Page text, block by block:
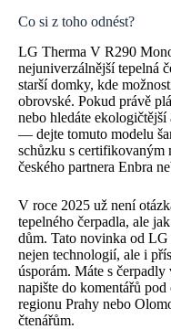
Co si z toho odnést?
LG Therma V R290
nejuniverzálnější tepelná
starší domky, kde
obrovské. Pokud právě
nebo hledáte
— dejte tomuto modelu
schůzku s certifikovaným
českého partnera Enbra
V roce 2025 už není
tepelného čerpadla, ale
dům. Tato novinka od
nejen technologií, ale i
úsporám. Máte s
napište do komentářů
regionu Prahy nebo
čtenářům.